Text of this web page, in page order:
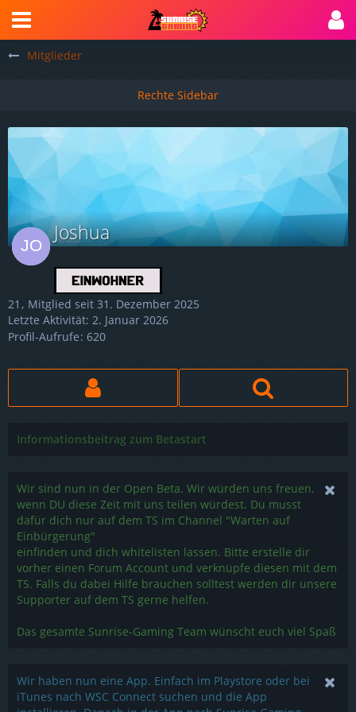
Mitglieder
Joshua
21
Mitglied seit 31. Dezember 2025
Letzte Aktivität: 2. Januar 2026
Profil-Aufrufe 620
Informationsbeitrag zum Betastart
Wir sind nun in der Open Beta. Wir würden uns freuen,
wenn DU diese Zeit mit uns teilen würdest. Du musst
dafür dich nur auf dem TS im Channel "Warten auf
Einbürgerung"
einfinden und dich whitelisten lassen. Bitte erstelle dir
vorher einen Forum Account und verknüpfe diesen mit dem
TS. Falls du dabei Hilfe brauchen solltest werden dir unsere
Supporter auf dem TS gerne helfen.
Das gesamte Sunrise-Gaming Team wünscht euch viel Spaß
Wir haben nun eine App. Einfach im Playstore oder bei
iTunes nach WSC Connect suchen und die App